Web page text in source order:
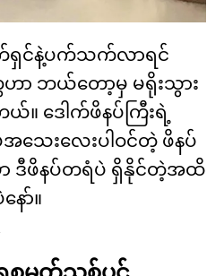
ရှင်နဲ့ပက်သက်လာရင်
ဘယ်တော့မှ မရိုးသွား
။​ ဒေါက်ဖိနပ်ကြီးရဲ့
သေးလေးပါဝင်တဲ့ ဖိနပ်
ဒီဖိနပ်တရံပဲ ရှိနိုင်တဲ့အထိ
ော်။